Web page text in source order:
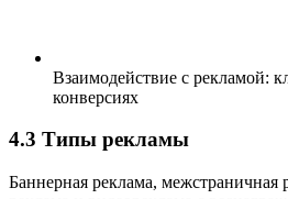
Взаимодействие с рекламой:
конверсиях
4.3 Типы рекламы
Баннерная реклама, межстраничная